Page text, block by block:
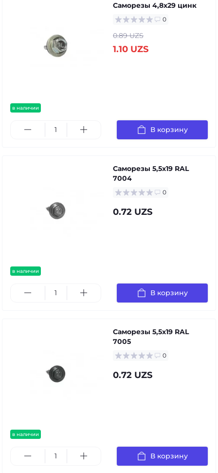
в наличии
Саморезы 4,8х29 цинк
0
0.89 UZS
1.10 UZS
В корзину
в наличии
Саморезы 5,5х19 RAL
7004
0
0.72 UZS
В корзину
в наличии
Саморезы 5,5х19 RAL
7005
0
0.72 UZS
В корзину